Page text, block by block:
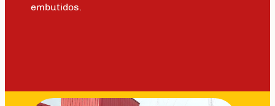
embutidos.